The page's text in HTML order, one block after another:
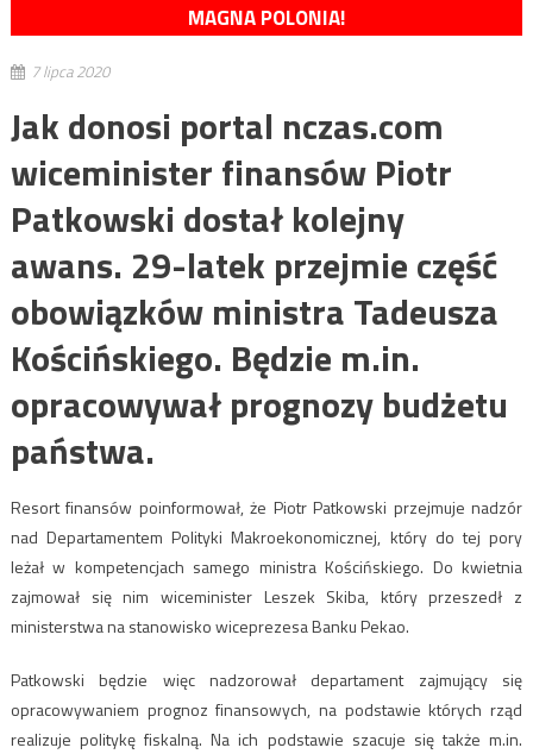
MAGNA POLONIA!
7 lipca 2020
Jak donosi portal nczas.com
wiceminister finansów Piotr
Patkowski dostał kolejny
awans. 29-latek przejmie część
obowiązków ministra Tadeusza
Kościńskiego. Będzie m.in.
opracowywał prognozy budżetu
państwa.
Resort finansów poinformował, że Piotr Patkowski przejmuje nadzór
nad Departamentem Polityki Makroekonomicznej, który do tej pory
leżał w kompetencjach samego ministra Kościńskiego. Do kwietnia
zajmował się nim wiceminister Leszek Skiba, który przeszedł z
ministerstwa na stanowisko wiceprezesa Banku Pekao.
Patkowski będzie więc nadzorował departament zajmujący się
opracowywaniem prognoz finansowych, na podstawie których rząd
realizuje politykę fiskalną. Na ich podstawie szacuje się także m.in.